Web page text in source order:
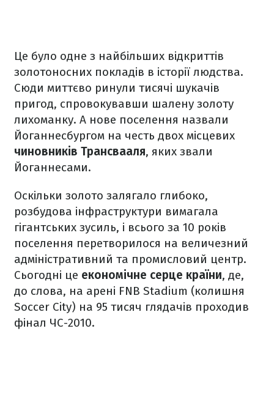
Це було одне з найбільших відкриттів
золотоносних покладів в історії людства.
Сюди миттєво ринули тисячі шукачів
пригод, спровокувавши шалену золоту
лихоманку. А нове поселення назвали
Йоганнесбургом на честь двох місцевих
чиновників Трансвааля, яких звали
Йоганнесами.
Оскільки золото залягало глибоко,
розбудова інфраструктури вимагала
гігантських зусиль, і всього за 10 років
поселення перетворилося на величезний
адміністративний та промисловий центр.
Сьогодні це економічне серце країни, де,
до слова, на арені FNB Stadium (колишня
Soccer City) на 95 тисяч глядачів проходив
фінал ЧС-2010.